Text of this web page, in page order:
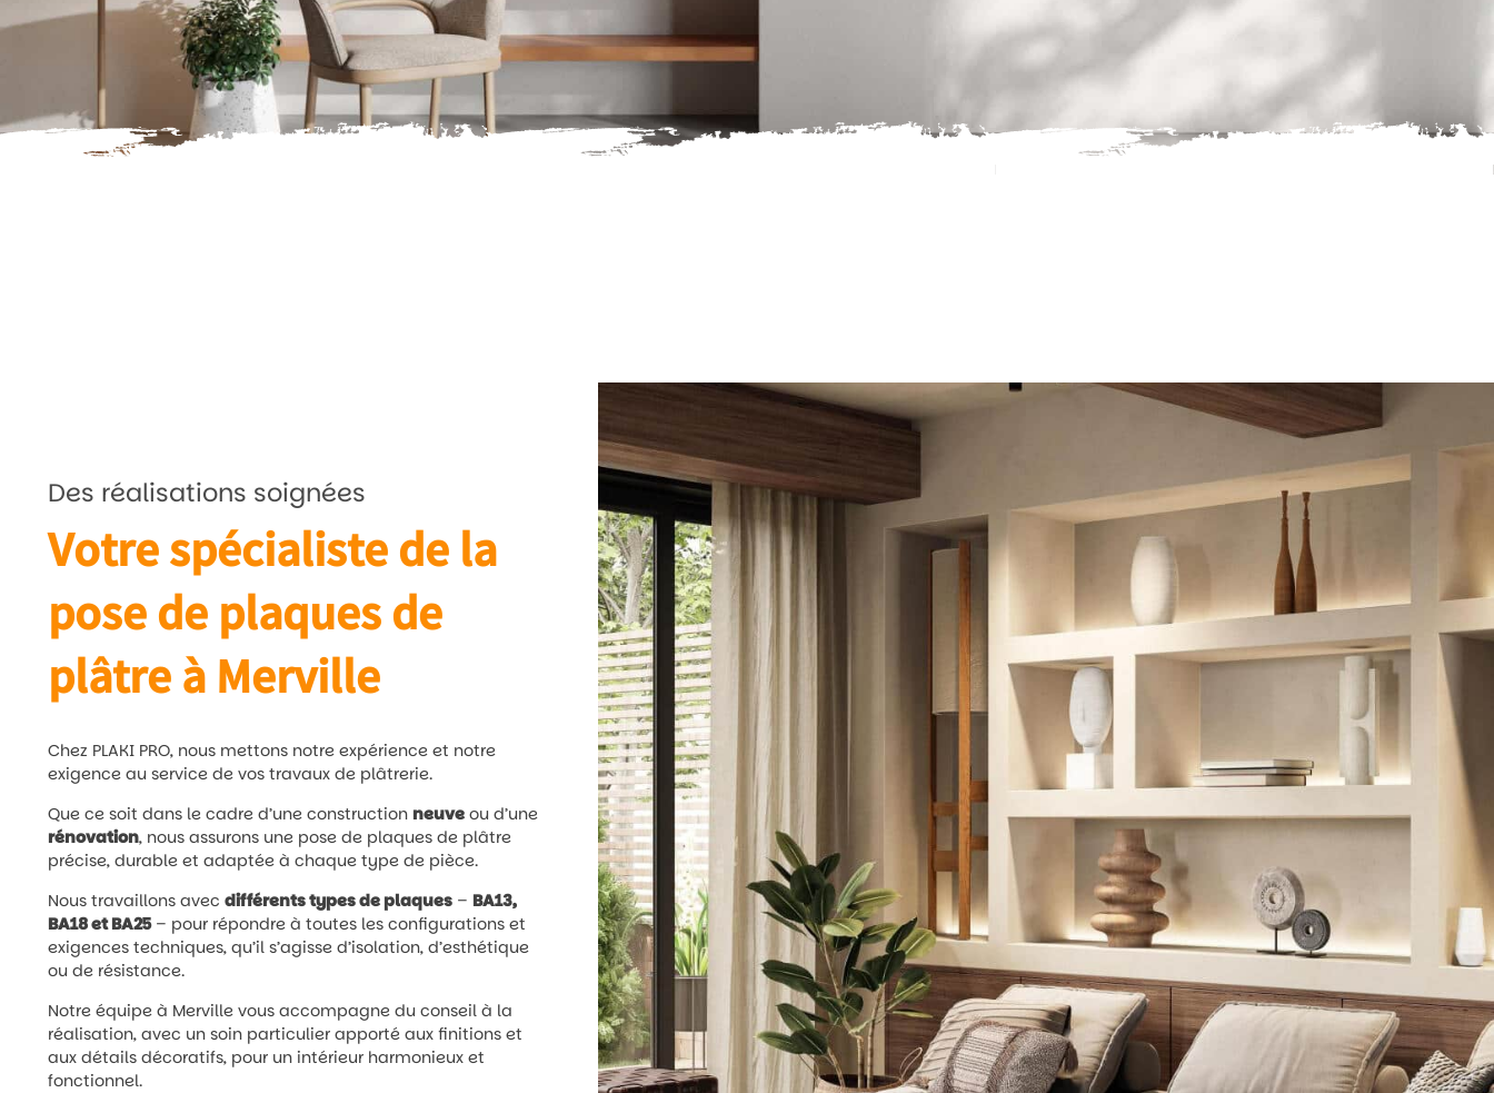
Des réalisations soignées
Votre spécialiste de la
pose de plaques de
plâtre à Merville
Chez PLAKI PRO, nous mettons notre expérience et notre
exigence au service de vos travaux de plâtrerie.
Que ce soit dans le cadre d’une construction neuve ou d’une
rénovation, nous assurons une pose de plaques de plâtre
précise, durable et adaptée à chaque type de pièce.
Nous travaillons avecdifférents types de plaques – BA13,
BA18 et BA25– pour répondre à toutes les configurations et
exigences techniques, qu’il s’agisse d’isolation, d’esthétique
ou de résistance.
Notre équipe à Merville vous accompagne du conseil à la
réalisation, avec un soin particulier apporté aux finitions et
aux détails décoratifs, pour un intérieur harmonieux et
fonctionnel.